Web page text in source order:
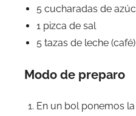
5 cucharadas de
1 pizca de sal
5 tazas de leche (café)
Modo de preparo
En un bol ponemos